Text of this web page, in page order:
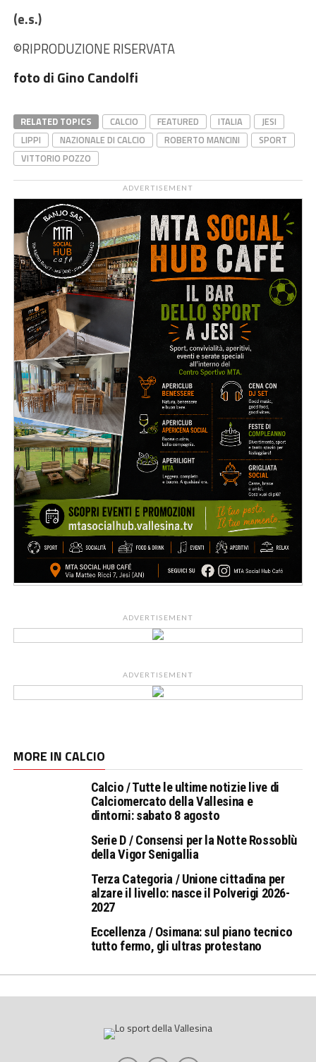
(e.s.)
©RIPRODUZIONE RISERVATA
foto di Gino Candolfi
RELATED TOPICS CALCIO FEATURED ITALIA
JESI
LIPPI
NAZIONALE DI CALCIO ROBERTO MANCINI
SPORT
VITTORIO POZZO
ADVERTISEMENT
ADVERTISEMENT
ADVERTISEMENT
MORE IN CALCIO
Calcio / Tutte le ultime notizie live di
Calciomercato della Vallesina e
dintorni: sabato 8 agosto
Serie D / Consensi per la Notte Rossoblù
della Vigor Senigallia
Terza Categoria / Unione cittadina per
alzare il livello: nasce il Polverigi 2026-
2027
Eccellenza / Osimana: sul piano tecnico
tutto fermo, gli ultras protestano